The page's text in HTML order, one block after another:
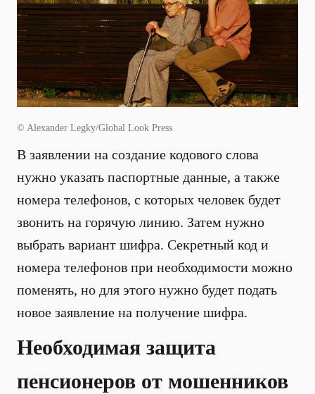
© Alexander Legky/Global Look Press
В заявлении на создание кодового слова
нужно указать паспортные данные, а также
номера телефонов, с которых человек будет
звонить на горячую линию. Затем нужно
выбрать вариант шифра. Секретный код и
номера телефонов при необходимости можно
поменять, но для этого нужно будет подать
новое заявление на получение шифра.
Необходимая защита
пенсионеров от мошенников